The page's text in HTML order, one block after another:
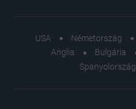
USA Németország
Anglia
Bulgária
Spanyolország